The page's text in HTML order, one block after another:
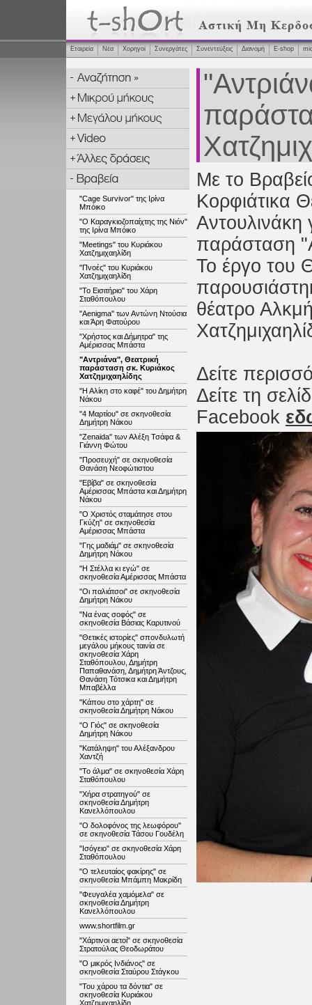
Εταιρεία Νέα Χορηγοί Συνεργάτες Συνεντεύξεις Διανομή Ε-shop
"Cage Survivor" της Ιρίνα
Μπόικο
"Ο Καραγκιοζοπαίχτης της Νιόν"
της Ιρίνα Μπόικο
"Meetings" του Κυριάκου
Χατζημιχαηλίδη
"Πνοές" του Κυριάκου
Χατζημιχαηλίδη
"Το Εισιτήριο" του Χάρη
Σταθόπουλου
"Aenigma" των Αντώνη Ντούσια
και Άρη Φατούρου
"Χρήστος και Δήμητρα" της
Αμέρισσας Μπάστα
"Αντριάνα", Θεατρική
παράσταση σκ. Κυριάκος
Χατζημιχαηλίδης
"Η Αλίκη στο καφέ" του Δημήτρη
Νάκου
"4 Μαρτίου" σε σκηνοθεσία
Δημήτρη Νάκου
"Zenaida" των Αλέξη Τσάφα &
Γιάννη Φώτου
"Προσευχή" σε σκηνοθεσία
Θανάση Νεοφώτιστου
"Εβίβα" σε σκηνοθεσία
Αμέρισσας Μπάστα και Δημήτρη
Νάκου
"Ο Χριστός σταμάτησε στου
Γκύζη" σε σκηνοθεσία
Αμέρισσας Μπάστα
"Γης μαδιάμ" σε σκηνοθεσία
Δημήτρη Νάκου
"Η Στέλλα κι εγώ" σε
σκηνοθεσία Αμέρισσας Μπάστα
"Οι παλιάτσοι" σε σκηνοθεσία
Δημήτρη Νάκου
"Να ένας σοφός" σε
σκηνοθεσία Βάσιας Καρυτινού
"Θετικές ιστορίες" σπονδυλωτή
μεγάλου μήκους ταινία σε
σκηνοθεσία Χάρη
Σταθόπουλου, Δημήτρη
Παπαθανάση, Δημήτρη Άντζους,
Θανάση Τότσικα και Δημήτρη
Μπαβέλλα
"Κάπου στο χάρτη" σε
σκηνοθεσία Δημήτρη Νάκου
"Ο Γιός" σε σκηνοθεσία
Δημήτρη Νάκου
"Κατάληψη" του Αλέξανδρου
Χαντζή
"Το άλμα" σε σκηνοθεσία Χάρη
Σταθόπουλου
"Χήρα στρατηγού" σε
σκηνοθεσία Δημήτρη
Κανελλόπουλου
"Ο δολοφόνος της λεωφόρου"
σε σκηνοθεσία Τάσου Γουδέλη
"Ισόγειο" σε σκηνοθεσία Χάρη
Σταθόπουλου
"Ο τελευταίος φακίρης" σε
σκηνοθεσία Μπάμπη Μακρίδη
"Φευγαλέα χαμόμελα" σε
σκηνοθεσία Δημήτρη
Κανελλόπουλου
www.shortfilm.gr
"Χάρτινοι αετοί" σε σκηνοθεσία
Στρατούλας Θεοδωράτου
"Ο μικρός Ινδιάνος" σε
σκηνοθεσία Σταύρου Στάγκου
"Του χάρου τα δόντια" σε
σκηνοθεσία Κυριάκου
Χατζημιχαηλίδη
Με το
Κορφιάτικα
Αντουλινάκη
παράσταση
Το έργο του
θέατρο
Δείτε
Δείτε τη
Facebook